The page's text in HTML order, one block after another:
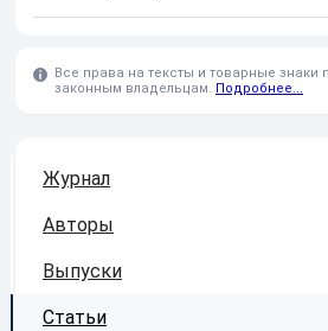
Все права на тексты и товарные знаки
законным владельцам. Подробнее...
Журнал
Авторы
Выпуски
Статьи